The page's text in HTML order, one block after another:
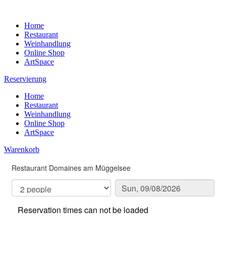
Home
Restaurant
Weinhandlung
Online Shop
ArtSpace
Reservierung
Home
Restaurant
Weinhandlung
Online Shop
ArtSpace
Warenkorb